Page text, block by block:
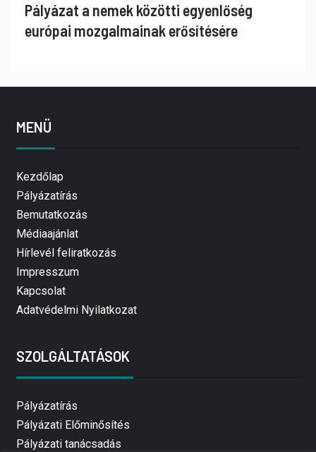
Pályázat a nemek közötti egyenlőség
európai mozgalmainak erősítésére
MENÜ
Kezdőlap
Pályázatírás
Bemutatkozás
Médiaajánlat
Hírlevél feliratkozás
Impresszum
Kapcsolat
Adatvédelmi Nyilatkozat
SZOLGÁLTATÁSOK
Pályázatírás
Pályázati Előminősítés
Pályázati tanácsadás